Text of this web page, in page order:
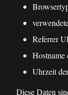
Referrer
Hostname
Uhrzeit
Diese Daten